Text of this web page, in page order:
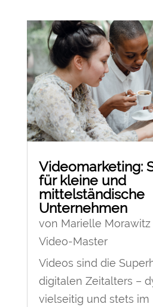
Videomarketing:
für kleine und
mittelständische
Unternehmen
von Marielle Morawitz|
Video-Master
Videos sind die
digitalen Zeitalters –
vielseitig und stets im